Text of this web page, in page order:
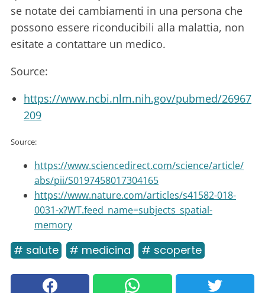
se notate dei cambiamenti in una persona che
possono essere riconducibili alla malattia, non
esitate a contattare un medico.
Source:
https://www.ncbi.nlm.nih.gov/pubmed/26967
209
Source:
https://www.sciencedirect.com/science/article/
abs/pii/S0197458017304165
https://www.nature.com/articles/s41582-018-
0031-x?WT.feed_name=subjects_spatial-
memory
# salute # medicina # scoperte